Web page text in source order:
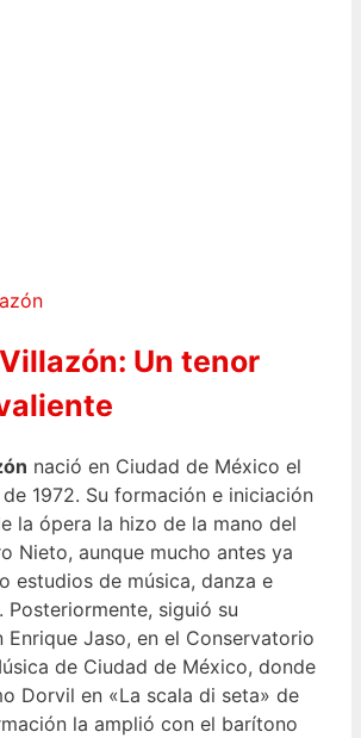
Un tenor
nació en Ciudad de México el
1972. Su formación e iniciación
la ópera la hizo de la mano del
Nieto, aunque mucho antes ya
estudios de música, danza e
Posteriormente, siguió su
Jaso, en el Conservatorio
de Ciudad de México, donde
Dorvil en «La scala di seta» de
la amplió con el barítono